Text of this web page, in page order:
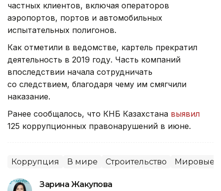
частных клиентов, включая операторов
аэропортов, портов и автомобильных
испытательных полигонов.
Как отметили в ведомстве, картель прекратил
деятельность в 2019 году. Часть компаний
впоследствии начала сотрудничать
со следствием, благодаря чему им смягчили
наказание.
Ранее сообщалось, что КНБ Казахстана выявил
125 коррупционных правонарушений в июне.
Коррупция В мире Строительство Мировые
Зарина Жакупова